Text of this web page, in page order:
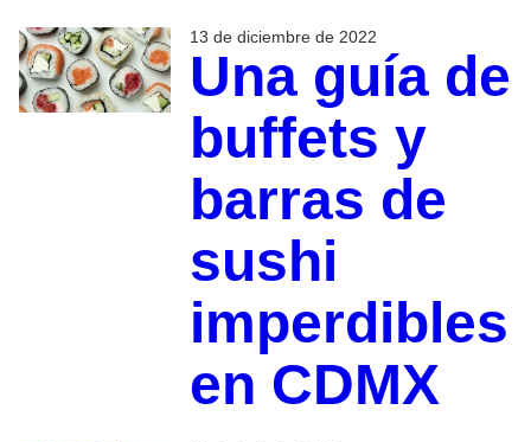
13 de diciembre de 2022
Una guía de
buffets y
barras de
sushi
imperdibles
en CDMX